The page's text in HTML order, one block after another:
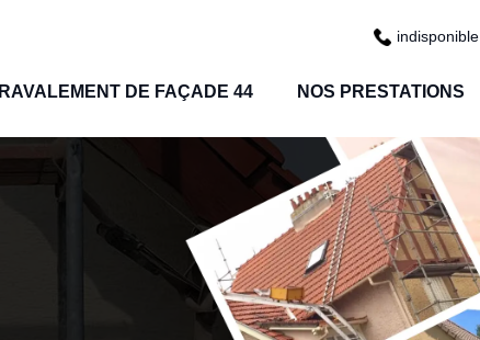
indisponible
RAVALEMENT DE FAÇADE 44 NOS PRESTATIONS